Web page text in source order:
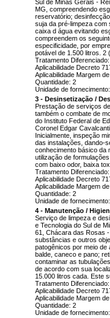
Sul de Minas Gerais -
MG, compreendendo
reservatório;
suja da pré-limpeza com
caixa d água evitando
compreendem os
especificidade, por
potável de 1.500 litros. 2
Tratamento
Aplicabilidade Decreto
Aplicabilidade Margem
Quantidade: 2
Unidade de
3 - Desinsetização /
Prestação de serviços
também o combate de
do Instituto Federal de
Coronel Edgar
Inicialmente, inspeção
das instalações, dando-
conhecimento básico da
utilização de
com baixo odor, baixa
Tratamento
Aplicabilidade Decreto
Aplicabilidade Margem
Quantidade: 2
Unidade de
4 - Manutenção /
Serviço de limpeza e
e Tecnologia do Sul de
61, Chácara das Rosas
substâncias e outros
patogênicos por meio de
balde, caneco e pano;
contaminar as
de acordo com sua
15.000 litros cada. Este
Tratamento
Aplicabilidade Decreto
Aplicabilidade Margem
Quantidade: 2
Unidade de